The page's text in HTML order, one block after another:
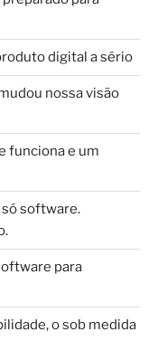
digital a sério
nossa visão
funciona e um
só software.
para
o sob medida